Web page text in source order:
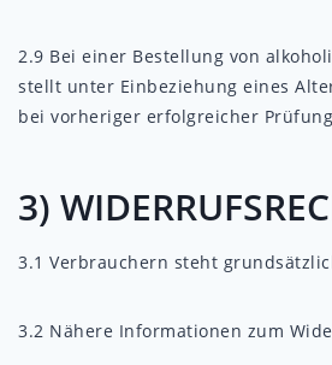
2.9 Bei einer Bestellung von
stellt unter Einbeziehung eines
bei vorheriger erfolgreicher
3)
3.1 Verbrauchern steht
3.2 Nähere Informationen zum